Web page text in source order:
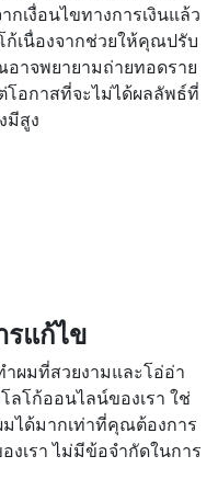
กเงื่อนไขทางการเงินแล้ว
ก้เนื่องจากช่วยให้คุณปรับ
าจพยายามถ่ายทอดราย
อกาสที่จะไม่ได้ผลลัพธ์ที่
มีสูง
รแก้ไข
ผมที่สวยงามและโอ่อ่า
ลโก้ออนไลน์ของเรา ใช่
ได้มากเท่าที่คุณต้องการ
งเรา ไม่มีข้อจำกัดในการ